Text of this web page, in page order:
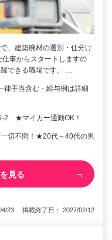
、建築廃材の選別・仕分け
事からスタートしますの
できる職場です。 …
律手当含む・給与例は詳細
2 ★マイカー通勤OK！
切不問！★20代～40代の男
見る
23 掲載終了日： 2027/02/12